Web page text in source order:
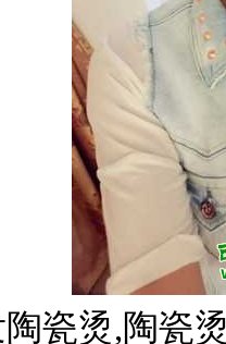
瓷烫,陶瓷